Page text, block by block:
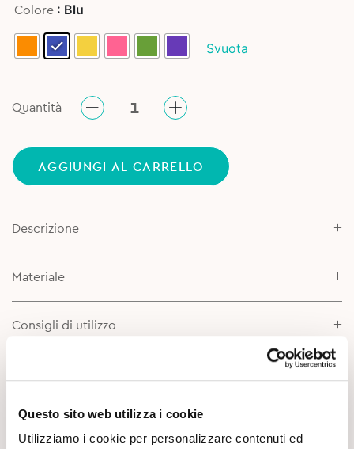
Questo sito web utilizza i cookie
Utilizziamo i cookie per personalizzare contenuti ed
was:
7,50€.
is:
6,90€.
Colore : Blu
Svuota
Quantità
AGGIUNGI AL CARRELLO
Descrizione
Materiale
Consigli di utilizzo